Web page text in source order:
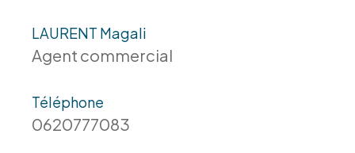
LAURENT Magali
Agent commercial
Téléphone
0620777083